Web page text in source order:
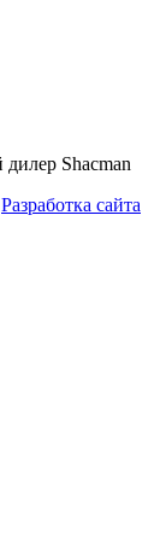
Shacman
Разработка сайта